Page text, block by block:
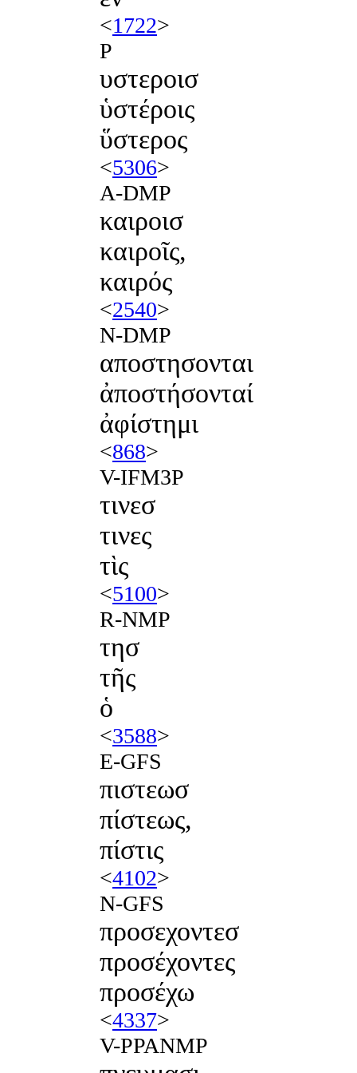
<1722>
P
υστεροισ
ὑστέροις
ὕστερος
<5306>
A-DMP
καιροισ
καιροῖς,
καιρός
<2540>
N-DMP
αποστησονται
ἀποστήσονταί
ἀφίστημι
<868>
V-IFM3P
τινεσ
τινες
τὶς
<5100>
R-NMP
τησ
τῆς
ὁ
<3588>
E-GFS
πιστεωσ
πίστεως,
πίστις
<4102>
N-GFS
προσεχοντεσ
προσέχοντες
προσέχω
<4337>
V-PPANMP